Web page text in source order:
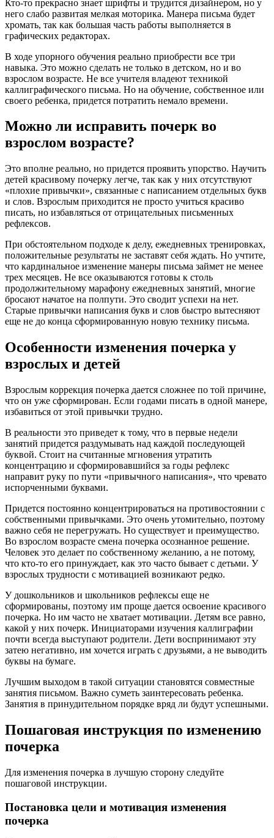
Кто-то прекрасно знает шрифты и трудится дизайнером, но у
него слабо развитая мелкая моторика. Манера письма будет
хромать, так как большая часть работы выполняется в
графических редакторах.
В ходе упорного обучения реально приобрести все три
навыка. Это можно сделать не только в детском, но и во
взрослом возрасте. Не все учителя владеют техникой
каллиграфического письма. Но на обучение, собственное или
своего ребенка, придется потратить немало времени.
Можно ли исправить почерк во
взрослом возрасте?
Это вполне реально, но придется проявить упорство. Научить
детей красивому почерку легче, так как у них отсутствуют
«плохие привычки», связанные с написанием отдельных букв
и слов. Взрослым приходится не просто учиться красиво
писать, но избавляться от отрицательных письменных
рефлексов.
При обстоятельном подходе к делу, ежедневных тренировках,
положительные результаты не заставят себя ждать. Но учтите,
что кардинальное изменение манеры письма займет не менее
трех месяцев. Не все оказываются готовы к столь
продолжительному марафону ежедневных занятий, многие
бросают начатое на полпути. Это сводит успехи на нет.
Старые привычки написания букв и слов быстро вытесняют
еще не до конца сформированную новую технику письма.
Особенности изменения почерка у
взрослых и детей
Взрослым коррекция почерка дается сложнее по той причине,
что он уже сформирован. Если годами писать в одной манере,
избавиться от этой привычки трудно.
В реальности это приведет к тому, что в первые недели
занятий придется раздумывать над каждой последующей
буквой. Стоит на считанные мгновения утратить
концентрацию и сформировавшийся за годы рефлекс
направит руку по пути «привычного написания», что чревато
испорченными буквами.
Придется постоянно концентрироваться на противостоянии с
собственными привычками. Это очень утомительно, поэтому
важно себя не перегружать. Но существует и преимущество.
Во взрослом возрасте смена почерка осознанное решение.
Человек это делает по собственному желанию, а не потому,
что кто-то его принуждает, как это часто бывает с детьми. У
взрослых трудности с мотивацией возникают редко.
У дошкольников и школьников рефлексы еще не
сформированы, поэтому им проще дается освоение красивого
почерка. Но им часто не хватает мотивации. Детям все равно,
какой у них почерк. Инициаторами изучения каллиграфии
почти всегда выступают родители. Дети воспринимают эту
затею негативно, им хочется играть с друзьями, а не выводить
буквы на бумаге.
Лучшим выходом в такой ситуации становятся совместные
занятия письмом. Важно суметь заинтересовать ребенка.
Занятия в принудительном порядке вряд ли будут успешными.
Пошаговая инструкция по изменению
почерка
Для изменения почерка в лучшую сторону следуйте
пошаговой инструкции.
Постановка цели и мотивация изменения
почерка